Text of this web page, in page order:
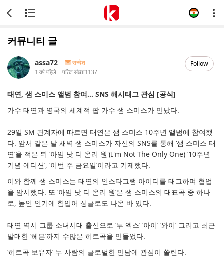
커뮤니티 글
assa72
सन्देश
1 वर्ष पहिले
पठित संख्या1137
Follow
태연, 샘 스미스 앨범 참여… SNS 해시태그 관심 [공식]
가수 태연과 영국의 세계적 팝 가수 샘 스미스가 만났다.
29일 SM 관계자에 따르면 태연은 샘 스미스 10주년 앨범에 참여했
다. 앞서 같은 날 새벽 샘 스미스가 자신의 SNS를 통해 ‘샘 스미스 태
연’을 적은 뒤 ‘아임 낫 디 온리 원'(I'm Not The Only One) ‘10주년
기념 에디션’, ‘이번 주 금요일’이라고 기제했다.
이와 함께 샘 스미스는 태연의 인스타그램 아이디를 태그하며 협업
을 암시했다. 또 ‘아임 낫 디 온리 원’은 샘 스미스의 대표곡 중 하나
로, 높인 인기에 힘입어 싱글로도 나온 바 있다.
태연 역시 그룹 소녀시대 출신으로 ‘투 엑스’ ‘아이’ ‘와이’ 그리고 최근
발매한 ‘헤븐’까지 수많은 히트곡을 만들었다.
‘히트곡 보유자’ 두 사람의 글로벌한 만남에 관심이 쏠린다.